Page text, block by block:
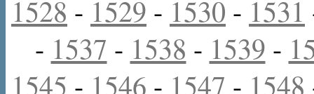
1528 - 1529 - 1530 - 1531
- 1537 - 1538 - 1539 -
1545 - 1546 - 1547 - 1548